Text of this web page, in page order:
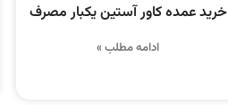
خرید عمده کاور آستین یکبار مصرف
ادامه مطلب »